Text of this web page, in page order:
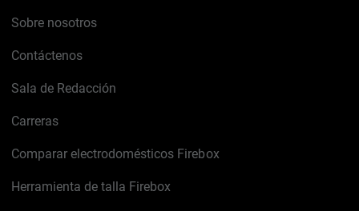
Sobre nosotros
Contáctenos
Sala de Redacción
Carreras
Comparar electrodomésticos Firebox
Herramienta de talla Firebox